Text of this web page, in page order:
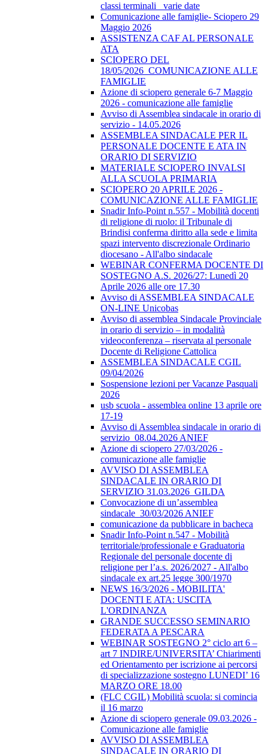
classi terminali_ varie date
Comunicazione alle famiglie- Sciopero 29
Maggio 2026
ASSISTENZA CAF AL PERSONALE
ATA
SCIOPERO DEL
18/05/2026_COMUNICAZIONE ALLE
FAMIGLIE
Azione di sciopero generale 6-7 Maggio
2026 - comunicazione alle famiglie
Avviso di Assemblea sindacale in orario di
servizio - 14.05.2026
ASSEMBLEA SINDACALE PER IL
PERSONALE DOCENTE E ATA IN
ORARIO DI SERVIZIO
MATERIALE SCIOPERO INVALSI
ALLA SCUOLA PRIMARIA
SCIOPERO 20 APRILE 2026 -
COMUNICAZIONE ALLE FAMIGLIE
Snadir Info-Point n.557 - Mobilità docenti
di religione di ruolo: il Tribunale di
Brindisi conferma diritto alla sede e limita
spazi intervento discrezionale Ordinario
diocesano - All'albo sindacale
WEBINAR CONFERMA DOCENTE DI
SOSTEGNO A.S. 2026/27: Lunedì 20
Aprile 2026 alle ore 17.30
Avviso di ASSEMBLEA SINDACALE
ON-LINE Unicobas
Avviso di assemblea Sindacale Provinciale
in orario di servizio – in modalità
videoconferenza – riservata al personale
Docente di Religione Cattolica
ASSEMBLEA SINDACALE CGIL
09/04/2026
Sospensione lezioni per Vacanze Pasquali
2026
usb scuola - assemblea online 13 aprile ore
17-19
Avviso di Assemblea sindacale in orario di
servizio_08.04.2026 ANIEF
Azione di sciopero 27/03/2026 -
comunicazione alle famiglie
AVVISO DI ASSEMBLEA
SINDACALE IN ORARIO DI
SERVIZIO 31.03.2026_GILDA
Convocazione di un’assemblea
sindacale_30/03/2026 ANIEF
comunicazione da pubblicare in bacheca
Snadir Info-Point n.547 - Mobilità
territoriale/professionale e Graduatoria
Regionale del personale docente di
religione per l’a.s. 2026/2027 - All'albo
sindacale ex art.25 legge 300/1970
NEWS 16/3/2026 - MOBILITA'
DOCENTI E ATA: USCITA
L'ORDINANZA
GRANDE SUCCESSO SEMINARIO
FEDERATA A PESCARA
WEBINAR SOSTEGNO 2° ciclo art 6 –
art 7 INDIRE/UNIVERSITA’ Chiarimenti
ed Orientamento per iscrizione ai percorsi
di specializzazione sostegno LUNEDI’ 16
MARZO ORE 18.00
(FLC CGIL) Mobilità scuola: si comincia
il 16 marzo
Azione di sciopero generale 09.03.2026 -
Comunicazione alle famiglie
AVVISO DI ASSEMBLEA
SINDACALE IN ORARIO DI